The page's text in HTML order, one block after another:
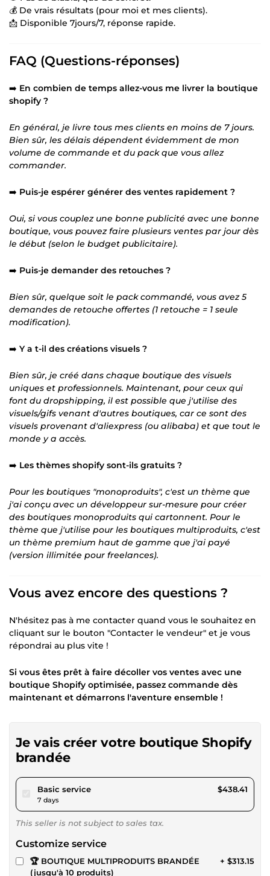
💰 De vrais résultats (pour moi et mes clients).
📩 Disponible 7jours/7, réponse rapide.
FAQ (Questions-réponses)
➡️ En combien de temps allez-vous me livrer la boutique
shopify ?
En général, je livre tous mes clients en moins de 7 jours.
Bien sûr, les délais dépendent évidemment de mon
volume de commande et du pack que vous allez
commander.
➡️ Puis-je espérer générer des ventes rapidement ?
Oui, si vous couplez une bonne publicité avec une bonne
boutique, vous pouvez faire plusieurs ventes par jour dès
le début (selon le budget publicitaire).
➡️ Puis-je demander des retouches ?
Bien sûr, quelque soit le pack commandé, vous avez 5
demandes de retouche offertes (1 retouche = 1 seule
modification).
➡️ Y a t-il des créations visuels ?
Bien sûr, je créé dans chaque boutique des visuels
uniques et professionnels. Maintenant, pour ceux qui
font du dropshipping, il est possible que j'utilise des
visuels/gifs venant d'autres boutiques, car ce sont des
visuels provenant d'aliexpress (ou alibaba) et que tout le
monde y a accès.
➡️ Les thèmes shopify sont-ils gratuits ?
Pour les boutiques "monoproduits", c'est un thème que
j'ai conçu avec un développeur sur-mesure pour créer
des boutiques monoproduits qui cartonnent. Pour le
thème que j'utilise pour les boutiques multiproduits, c'est
un thème premium haut de gamme que j'ai payé
(version illimitée pour freelances).
Vous avez encore des questions ?
N'hésitez pas à me contacter quand vous le souhaitez en
cliquant sur le bouton "Contacter le vendeur" et je vous
répondrai au plus vite !
Si vous êtes prêt à faire décoller vos ventes avec une
boutique Shopify optimisée, passez commande dès
maintenant et démarrons l'aventure ensemble !
Je vais créer votre boutique Shopify
brandée
Basic servicepour $404.07
7 days
$438.41
This seller is not subject to sales tax.
Customize service
🏆 BOUTIQUE MULTIPRODUITS BRANDÉE
(jusqu'à 10 produits)
+ $313.15